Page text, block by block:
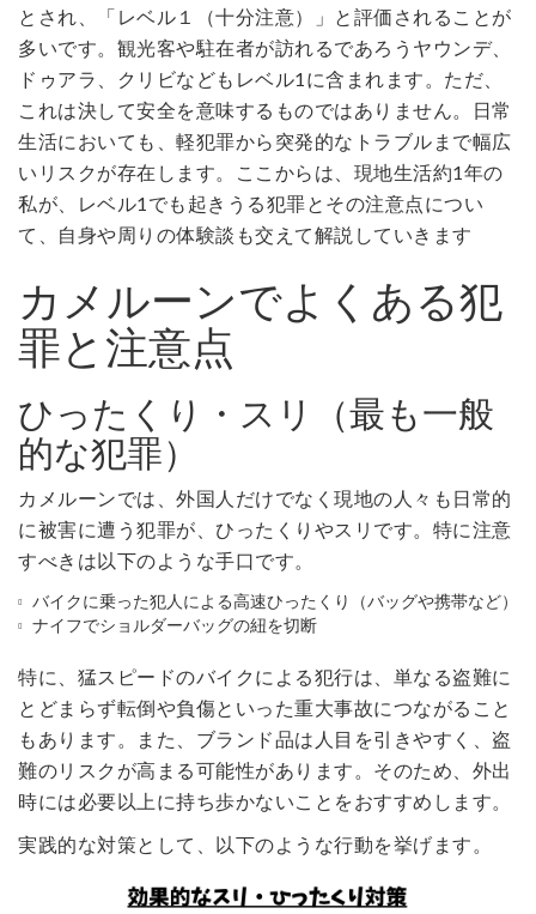
とされ、「レベル１（十分注意）」と評価されることが
多いです。観光客や駐在者が訪れるであろうヤウンデ、
ドゥアラ、クリビなどもレベル1に含まれます。ただ、
これは決して安全を意味するものではありません。日常
生活においても、軽犯罪から突発的なトラブルまで幅広
いリスクが存在します。ここからは、現地生活約1年の
私が、レベル1でも起きうる犯罪とその注意点につい
て、自身や周りの体験談も交えて解説していきます
カメルーンでよくある犯
罪と注意点
ひったくり・スリ（最も一般
的な犯罪）
カメルーンでは、外国人だけでなく現地の人々も日常的
に被害に遭う犯罪が、ひったくりやスリです。特に注意
すべきは以下のような手口です。
バイクに乗った犯人による高速ひったくり（バッグや携帯など）
ナイフでショルダーバッグの紐を切断
特に、猛スピードのバイクによる犯行は、単なる盗難に
とどまらず転倒や負傷といった重大事故につながること
もあります。また、ブランド品は人目を引きやすく、盗
難のリスクが高まる可能性があります。そのため、外出
時には必要以上に持ち歩かないことをおすすめします。
実践的な対策として、以下のような行動を挙げます。